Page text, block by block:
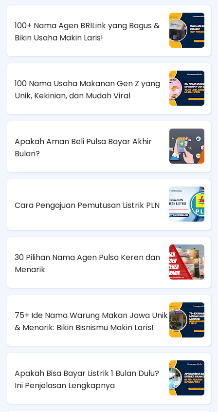
100+ Nama Agen BRILink yang Bagus &
Bikin Usaha Makin Laris!
100 Nama Usaha Makanan Gen Z yang
Unik, Kekinian, dan Mudah Viral
Apakah Aman Beli Pulsa Bayar Akhir
Bulan?
Cara Pengajuan Pemutusan Listrik PLN
30 Pilihan Nama Agen Pulsa Keren dan
Menarik
75+ Ide Nama Warung Makan Jawa Unik
& Menarik: Bikin Bisnismu Makin Laris!
Apakah Bisa Bayar Listrik 1 Bulan Dulu?
Ini Penjelasan Lengkapnya